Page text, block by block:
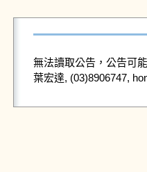
無法讀取公告，公告可
葉宏達, (03)8906747,